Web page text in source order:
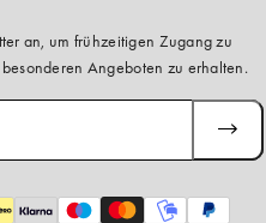
an, um frühzeitigen Zugang zu
Angeboten zu erhalten.